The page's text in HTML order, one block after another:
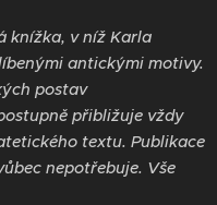
knížka, v níž Karla
antickými motivy.
postav
přibližuje vždy
textu. Publikace
nepotřebuje. Vše